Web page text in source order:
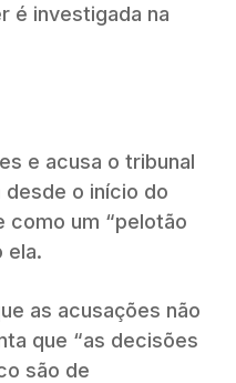
é investigada na
e acusa o tribunal
o início do
como um “pelotão
ela.
as acusações não
que “as decisões
são de